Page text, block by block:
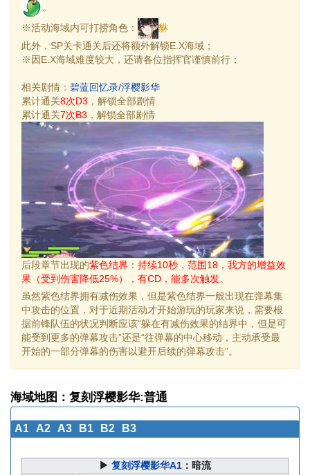
。
※活动海域内可打捞角色：
貅
此外，SP关卡通关后还将额外解锁E.X海域；
※因E.X海域难度较大，还请各位指挥官谨慎前行；
相关剧情： 碧蓝回忆录/浮樱影华
累计通关8次D3 ，解锁全部剧情
累计通关7次B3 ，解锁全部剧情
后段章节出现的紫色结界 ： 持续10秒，范围18，我方的增益效
果（受到伤害降低25%），有CD，能多次触发。
虽然紫色结界拥有减伤效果，但是紫色结界一般出现在弹幕集
中攻击的位置，对于近期活动才开始游玩的玩家来说，需要根
据前锋队伍的状况判断应该“躲在有减伤效果的结界中，但是可
能受到更多的弹幕攻击”还是“往弹幕的中心移动，主动承受最
开始的一部分弹幕的伤害以避开后续的弹幕攻击”。
海域地图：复刻浮樱影华:普通
A1 A2 A3 B1 B2 B3
▶ 复刻浮樱影华A1 ：暗流